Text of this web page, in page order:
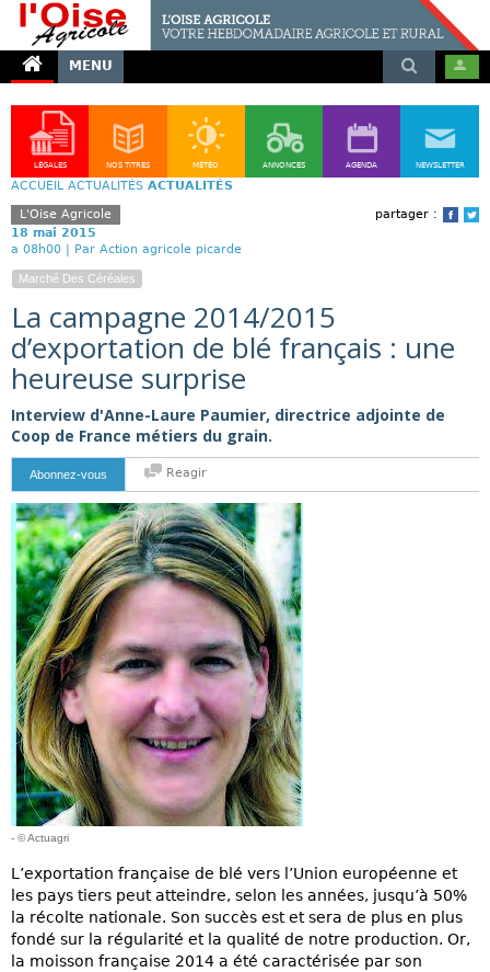
MENU
LÉGALES NOS TITRES MÉTÉO ANNONCES AGENDA NEWSLETTER
ACCUEIL ACTUALITÉS ACTUALITÉS
partager :
L'Oise Agricole
18 mai 2015
a 08h00 | Par Action agricole picarde
Marché Des Céréales
La campagne 2014/2015
d’exportation de blé français : une
heureuse surprise
Interview d'Anne-Laure Paumier, directrice adjointe de
Coop de France métiers du grain.
Abonnez-vous Reagir
- © Actuagri
L’exportation française de blé vers l’Union européenne et
les pays tiers peut atteindre, selon les années, jusqu’à 50%
la récolte nationale. Son succès est et sera de plus en plus
fondé sur la régularité et la qualité de notre production. Or,
la moisson française 2014 a été caractérisée par son